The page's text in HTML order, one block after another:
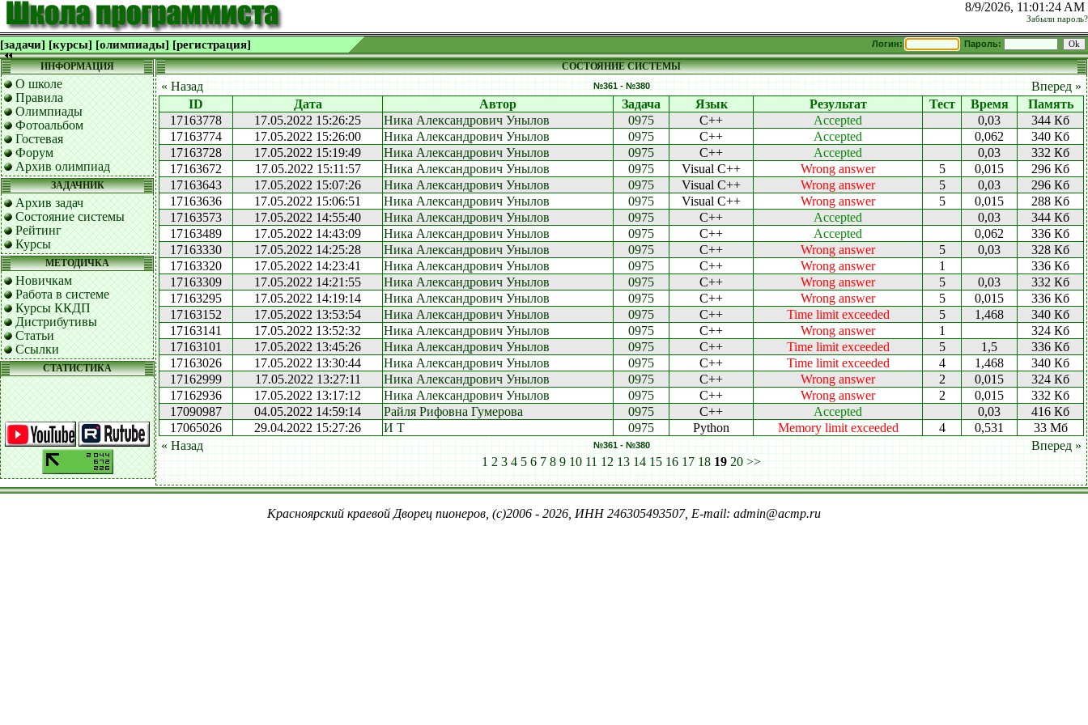
8/9/2026, 11:01:24 AM
Забыли пароль?
[задачи] [курсы] [олимпиады] [регистрация] Логин: Пароль:
ИНФОРМАЦИЯ
О школе
Правила
Олимпиады
Фотоальбом
Гостевая
Форум
Архив олимпиад
ЗАДАЧНИК
Архив задач
Состояние системы
Рейтинг
Курсы
МЕТОДИЧКА
Новичкам
Работа в системе
Курсы ККДП
Дистрибутивы
Статьи
Ссылки
СТАТИСТИКА
СОСТОЯНИЕ СИСТЕМЫ
« Назад №361 - №380
Вперед »
ID
Дата Автор Задача Язык Результат Тест Время
Память
17163778
17.05.2022 15:26:25 Ника Александрович Унылов 0975 C++ Accepted 0,03
344 Кб
17163774
17.05.2022 15:26:00 Ника Александрович Унылов 0975 C++ Accepted 0,062
340 Кб
17163728
17.05.2022 15:19:49 Ника Александрович Унылов 0975 C++ Accepted 0,03
332 Кб
17163672
17.05.2022 15:11:57 Ника Александрович Унылов 0975 Visual C++ Wrong answer 5 0,015
296 Кб
17163643
17.05.2022 15:07:26 Ника Александрович Унылов 0975 Visual C++ Wrong answer 5 0,03
296 Кб
17163636
17.05.2022 15:06:51 Ника Александрович Унылов 0975 Visual C++ Wrong answer 5 0,015
288 Кб
17163573
17.05.2022 14:55:40 Ника Александрович Унылов 0975 C++ Accepted 0,03
344 Кб
17163489
17.05.2022 14:43:09 Ника Александрович Унылов 0975 C++ Accepted 0,062
336 Кб
17163330
17.05.2022 14:25:28 Ника Александрович Унылов 0975 C++ Wrong answer 5 0,03
328 Кб
17163320
17.05.2022 14:23:41 Ника Александрович Унылов 0975 C++ Wrong answer 1
336 Кб
17163309
17.05.2022 14:21:55 Ника Александрович Унылов 0975 C++ Wrong answer 5 0,03
332 Кб
17163295
17.05.2022 14:19:14 Ника Александрович Унылов 0975 C++ Wrong answer 5 0,015
336 Кб
17163152
17.05.2022 13:53:54 Ника Александрович Унылов 0975 C++ Time limit exceeded 5 1,468
340 Кб
17163141
17.05.2022 13:52:32 Ника Александрович Унылов 0975 C++ Wrong answer 1
324 Кб
17163101
17.05.2022 13:45:26 Ника Александрович Унылов 0975 C++ Time limit exceeded 5 1,5
336 Кб
17163026
17.05.2022 13:30:44 Ника Александрович Унылов 0975 C++ Time limit exceeded 4 1,468
340 Кб
17162999
17.05.2022 13:27:11 Ника Александрович Унылов 0975 C++ Wrong answer 2 0,015
324 Кб
17162936
17.05.2022 13:17:12 Ника Александрович Унылов 0975 C++ Wrong answer 2 0,015
332 Кб
17090987
04.05.2022 14:59:14 Райля Рифовна Гумерова 0975 C++ Accepted 0,03
416 Кб
17065026
29.04.2022 15:27:26 И Т 0975 Python Memory limit exceeded 4 0,531
33 Мб
« Назад
№361 - №380
Вперед »
1 2 3 4 5 6 7 8 9 10 11 12 13 14 15 16 17 18 19 20 >>
Красноярский краевой Дворец пионеров, (c)2006 - 2026, ИНН 246305493507, E-mail: admin@acmp.ru